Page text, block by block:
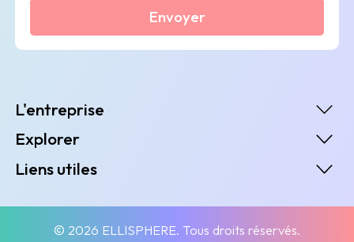
Envoyer
L'entreprise
Explorer
Liens utiles
© 2026 ELLISPHERE. Tous droits réservés.